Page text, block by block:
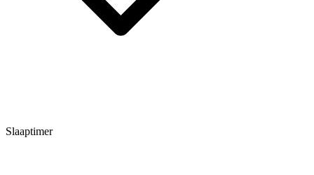
Slaaptimer